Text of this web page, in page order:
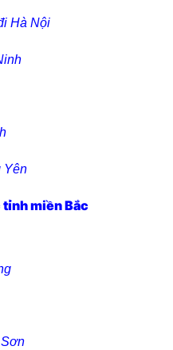
Hà Nội
Yên
tỉnh miền Bắc